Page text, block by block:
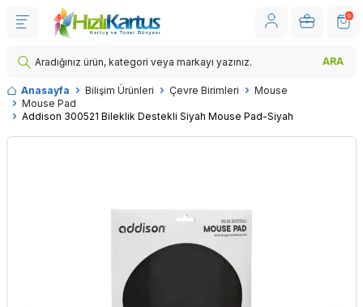
ARA
0
Anasayfa Bilişim Ürünleri Çevre Birimleri
Mouse
Mouse Pad
Addison 300521 Bileklik Destekli Siyah Mouse Pad-Siyah